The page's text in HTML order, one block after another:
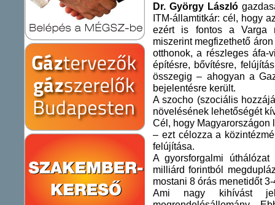
Dr. György László
ITM-államtitkár: cél, hogy
ezért is fontos a Varga
miszerint megfizethető
otthonok, a részleges áfa-
építésre, bővítésre,
összegig – ahogyan a
bejelentésre került.
A szocho (szociális
növelésének lehetőségét
Cél, hogy
– ezt célozza a
felújítása.
A gyorsforgalmi
milliárd forintból
mostani 8 órás menetidőt
Ami nagy kihívást